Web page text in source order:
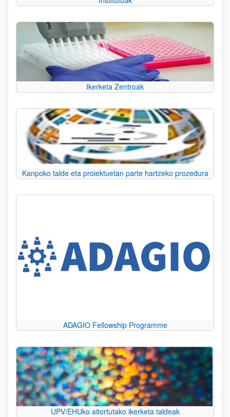
Ikerketa Zentroak
Kanpoko talde eta proiektuetan parte hartzeko prozedura
ADAGIO Fellowship Programme
UPV/EHUko aitortutako ikerketa taldeak